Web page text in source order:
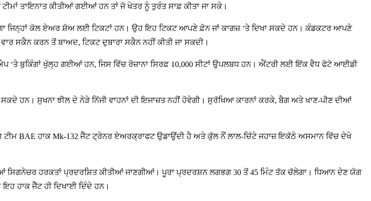
ਤਾਇਨਾਤ ਕੀਤੀਆਂ ਗਈਆਂ ਹਨ ਤਾਂ ਜੋ ਖੇਤਰ ਨੂੰ ਤੁਰੰਤ ਸਾਫ਼ ਕੀਤਾ ਜਾ ਸਕੇ।
ਜਿਨ੍ਹਾਂ ਕੋਲ ਏਅਰ ਸ਼ੋਅ ਲਈ ਟਿਕਟਾਂ ਹਨ। ਉਹ ਇਹ ਟਿਕਟ ਆਪਣੇ ਫ਼ੋਨ ਜਾਂ ਕਾਗਜ਼ ‘ਤੇ ਦਿਖਾ ਸਕਦੇ ਹਨ। ਕੰਡਕਟਰ ਆਪਣੇ
ਕਰਨ ਤੋਂ ਬਾਅਦ, ਟਿਕਟ ਦੁਬਾਰਾ ਸਕੈਨ ਨਹੀਂ ਕੀਤੀ ਜਾ ਸਕਦੀ।
‘ਤੇ ਬੁਕਿੰਗਾਂ ਖੁੱਲ੍ਹ ਗਈਆਂ ਹਨ, ਜਿਸ ਵਿੱਚ ਰੋਜ਼ਾਨਾ ਸਿਰਫ਼ 10,000 ਸੀਟਾਂ ਉਪਲਬਧ ਹਨ। ਐਂਟਰੀ ਲਈ ਇੱਕ ਵੈਧ ਫੋਟੋ ਆਈਡੀ
ਹਨ। ਸੁਖਨਾ ਝੀਲ ਦੇ ਨੇੜੇ ਨਿੱਜੀ ਵਾਹਨਾਂ ਦੀ ਇਜਾਜ਼ਤ ਨਹੀਂ ਹੋਵੇਗੀ। ਸੁਰੱਖਿਆ ਕਾਰਨਾਂ ਕਰਕੇ, ਬੈਗ ਅਤੇ ਖਾਣ-ਪੀਣ ਦੀਆਂ
BAE ਹਾਕ Mk-132 ਜੈੱਟ ਟ੍ਰੇਨਰ ਏਅਰਕ੍ਰਾਫਟ ਉਡਾਉਂਦੀ ਹੈ ਅਤੇ ਕੁੱਲ ਨੌਂ ਲਾਲ-ਚਿੱਟੇ ਜਹਾਜ਼ ਇਕੱਠੇ ਅਸਮਾਨ ਵਿੱਚ ਦੇਖੇ
ਹਰਕਤਾਂ ਪ੍ਰਦਰਸ਼ਿਤ ਕੀਤੀਆਂ ਜਾਣਗੀਆਂ। ਪੂਰਾ ਪ੍ਰਦਰਸ਼ਨ ਲਗਭਗ 30 ਤੋਂ 45 ਮਿੰਟ ਤੱਕ ਚੱਲੇਗਾ। ਧਿਆਨ ਦੇਣ ਯੋਗ
ਹਾਕ ਜੈੱਟ ਹੀ ਦਿਖਾਈ ਦਿੰਦੇ ਹਨ।